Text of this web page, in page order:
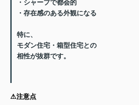
・シャープで都会的
・存在感のある外観になる
特に、
モダン住宅・箱型住宅との
相性が抜群です。
⚠︎注意点